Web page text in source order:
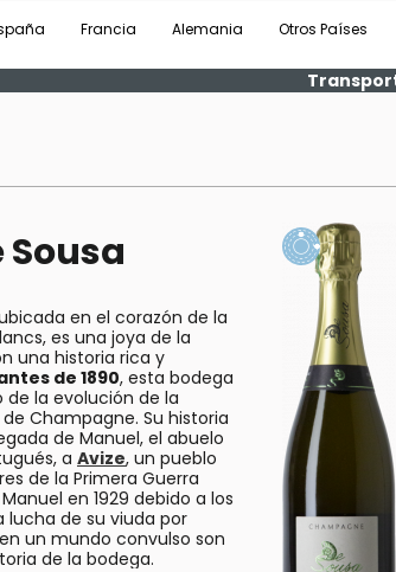
Francia Alemania Otros Países
Sousa
en el corazón de la
es una joya de la
una historia rica y
de 1890, esta bodega
la evolución de la
Champagne. Su historia
de Manuel, el abuelo
a Avize, un pueblo
de la Primera Guerra
en 1929 debido a los
de su viuda por
un mundo convulso son
de la bodega.